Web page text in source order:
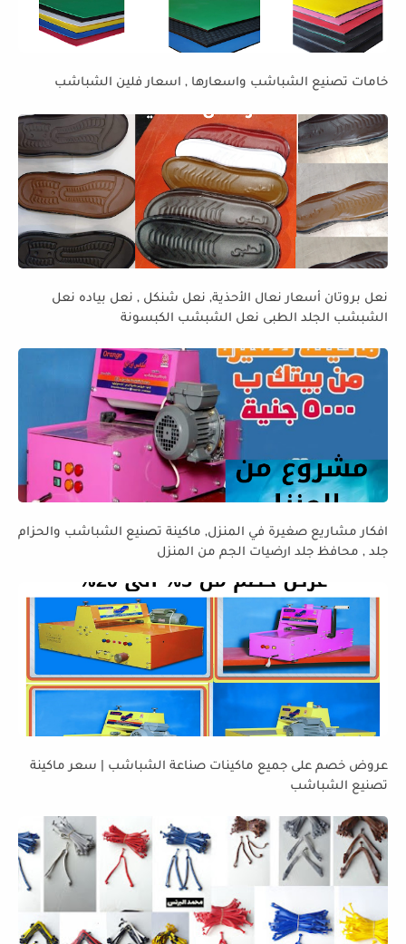
خامات تصنيع الشباشب واسعارها , اسعار فلين الشباشب
نعل بروتان أسعار نعال الأحذية, نعل شنكل , نعل بياده نعل
الشبشب الجلد الطبى نعل الشبشب الكبسونة
افكار مشاريع صغيرة في المنزل, ماكينة تصنيع الشباشب والحزام
جلد , محافظ جلد ارضيات الجم من المنزل
عروض خصم على جميع ماكينات صناعة الشباشب | سعر ماكينة
تصنيع الشباشب